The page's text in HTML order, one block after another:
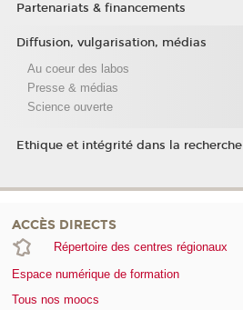
Partenariats & financements
Diffusion, vulgarisation, médias
Au coeur des labos
Presse & médias
Science ouverte
Ethique et intégrité dans la recherche
ACCÈS DIRECTS
Répertoire des centres régionaux
Espace numérique de formation
Tous nos moocs